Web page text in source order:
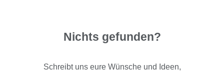
Nichts gefunden?
Schreibt uns eure Wünsche und Ideen,